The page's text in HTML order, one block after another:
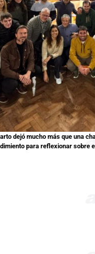
dejó mucho más que una
para reflexionar sobre